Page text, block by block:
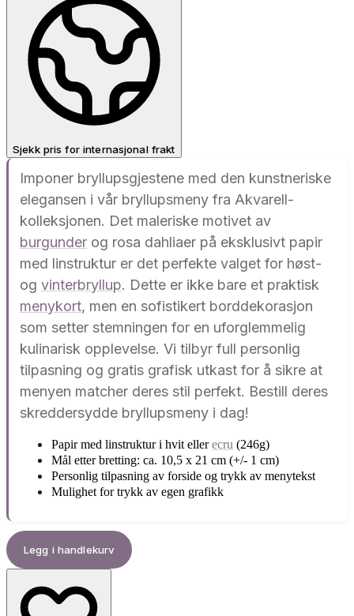
Sjekk pris for internasjonal frakt
Imponer bryllupsgjestene med den kunstneriske
elegansen i vår bryllupsmeny fra Akvarell-
kolleksjonen. Det maleriske motivet av
burgunder og rosa dahliaer på eksklusivt papir
med linstruktur er det perfekte valget for høst-
og vinterbryllup. Dette er ikke bare et praktisk
menykort, men en sofistikert borddekorasjon
som setter stemningen for en uforglemmelig
kulinarisk opplevelse. Vi tilbyr full personlig
tilpasning og gratis grafisk utkast for å sikre at
menyen matcher deres stil perfekt. Bestill deres
skreddersydde bryllupsmeny i dag!
Papir med linstruktur i hvit ellerecru (246g)
Mål etter bretting: ca. 10,5 x 21 cm (+/- 1 cm)
Personlig tilpasning av forside og trykk av menytekst
Mulighet for trykk av egen grafikk
Legg i handlekurv